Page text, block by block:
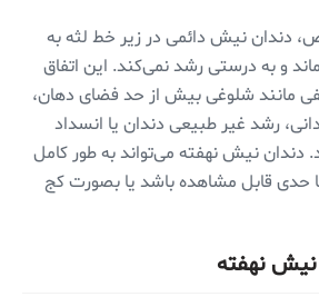
دندان نیش دائمی در زیر خط لثه به
و به درستی رشد نمی‌کند. این اتفاق
مانند شلوغی بیش از حد فضای دهان،
رشد غیر طبیعی دندان یا انسداد
دندان نیش نهفته می‌تواند به طور کامل
تا حدی قابل مشاهده باشد یا بصورت کج
نیش نهفته